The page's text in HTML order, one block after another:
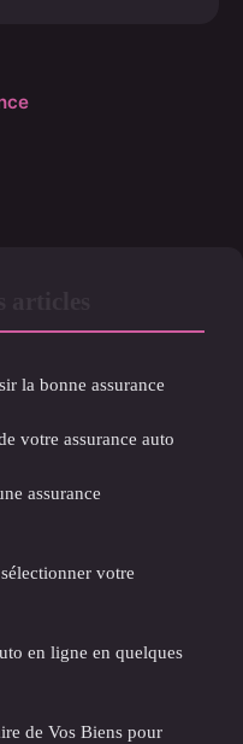
la bonne assurance
votre assurance auto
assurance
votre
en ligne en quelques
de Vos Biens pour